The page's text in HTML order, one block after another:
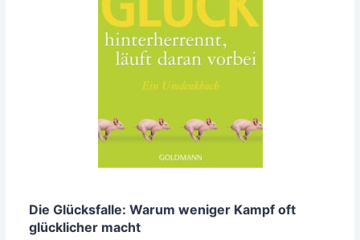
Die Glücks­fal­le: War­um weni­ger Kampf oft
glück­li­cher macht